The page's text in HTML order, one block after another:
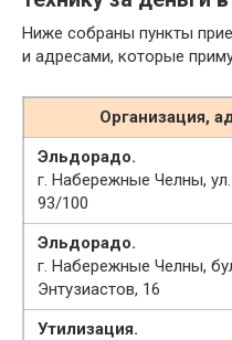
Ниже собраны пункты
и адресами, которые
Организация,
Эльдорадо.
г. Набережные Челны, ул.
93/100
Эльдорадо.
г. Набережные Челны,
Энтузиастов, 16
Утилизация.